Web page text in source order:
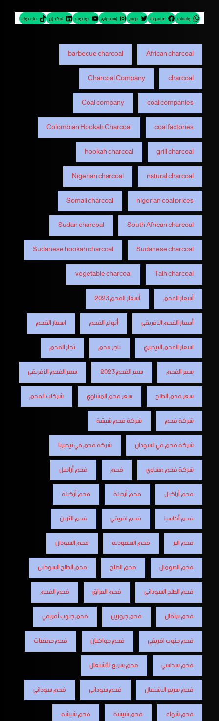
واتساب فيسبوك تويتر إنستجرام يوتيوب لينكد إن تيك توك
African charcoal
barbecue charcoal
charcoal
Charcoal Company
coal companies
Coal company
coal factories
Colombian Hookah Charcoal
grill charcoal
hookah charcoal
natural charcoal
Nigerian charcoal
nigerian coal prices
Somali charcoal
South African charcoal
Sudan charcoal
Sudanese charcoal
Sudanese hookah charcoal
Talh charcoal
vegetable charcoal
أسعار الفحم
أسعار الفحم 2023
أسعار الفحم الأفريقي
أنواع الفحم
اسعار الفحم
اسعار الفحم النيجيري
تاجر فحم
تجار الفحم
سعر الفحم
سعر الفحم 2023
سعر الفحم الأفريقي
سعر فحم الطلح
سعر فحم المشاوي
شركات الفحم
شركة فحم
شركة فحم شيشة
شركة فحم في السودان
شركة فحم في نيجيريا
شركة فحم مشاوي
فحم
فحم أراجيل
فحم أراكيل
فحم أرجيلة
فحم أركيلة
فحم أكاسيا
فحم افريقي
فحم الأردن
فحم البر
فحم السعودية
فحم السودان
فحم الصومال
فحم الطلح
فحم الطلح السودانى
فحم الطلح السوداني
فحم العراق
فحم الفحم
فحم برتقال
فحم جزورين
فحم جنوب أفريقي
فحم جنوب افريقي
فحم جواكيان
فحم حمضيات
فحم سداسي
فحم سريع الأشتعال
فحم سريع الاشتعال
فحم سودانى
فحم سوداني
فحم شواء
فحم شيشة
فحم شيشه